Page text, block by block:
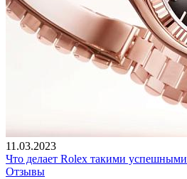
11.03.2023
Что делает Rolex такими
Отзывы